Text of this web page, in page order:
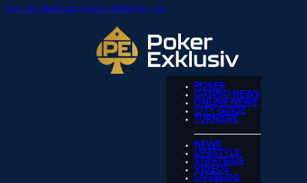
Zum Hauptinhalt springenZum Footer springen
POKER
CASINO NEWS
ONLINE NEWS
CITY GUIDE
TURNIERE
NEWS
LIFESTYLE
STRATEGIE
VIDEOS
LIVEBLOG